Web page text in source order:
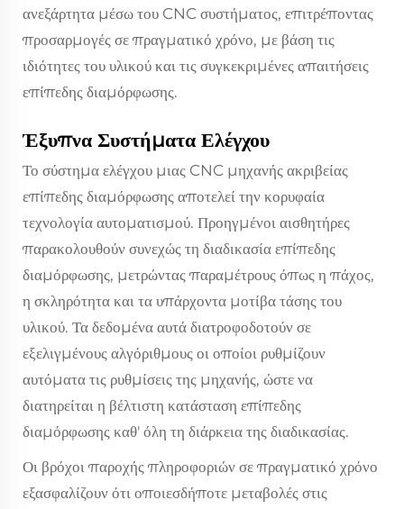
ανεξάρτητα μέσω του CNC συστήματος, επιτρέποντας
προσαρμογές σε πραγματικό χρόνο, με βάση τις
ιδιότητες του υλικού και τις συγκεκριμένες απαιτήσεις
επίπεδης διαμόρφωσης.
Έξυπνα Συστήματα Ελέγχου
Το σύστημα ελέγχου μιας CNC μηχανής ακριβείας
επίπεδης διαμόρφωσης αποτελεί την κορυφαία
τεχνολογία αυτοματισμού. Προηγμένοι αισθητήρες
παρακολουθούν συνεχώς τη διαδικασία επίπεδης
διαμόρφωσης, μετρώντας παραμέτρους όπως η πάχος,
η σκληρότητα και τα υπάρχοντα μοτίβα τάσης του
υλικού. Τα δεδομένα αυτά διατροφοδοτούν σε
εξελιγμένους αλγόριθμους οι οποίοι ρυθμίζουν
αυτόματα τις ρυθμίσεις της μηχανής, ώστε να
διατηρείται η βέλτιστη κατάσταση επίπεδης
διαμόρφωσης καθ' όλη τη διάρκεια της διαδικασίας.
Οι βρόχοι παροχής πληροφοριών σε πραγματικό χρόνο
εξασφαλίζουν ότι οποιεσδήποτε μεταβολές στις